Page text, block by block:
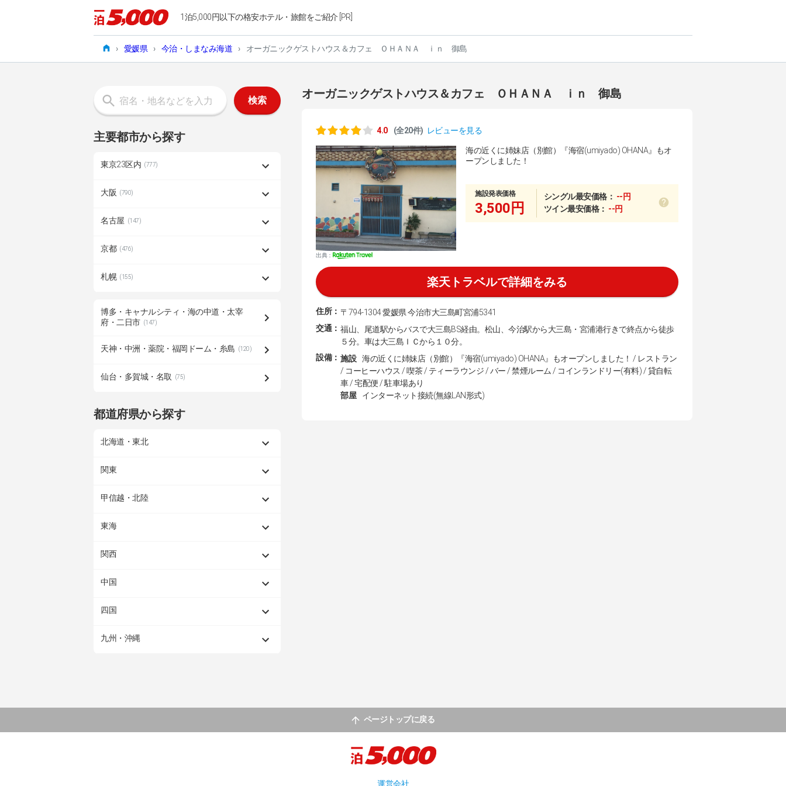
1泊5,000円以下の格安ホテル・旅館をご紹介 [PR]
› 愛媛県 › 今治・しまなみ海道 › オーガニックゲストハウス＆カフェ ＯＨＡＮＡ ｉｎ 御島
オーガニックゲストハウス＆カフェ ＯＨＡＮＡ ｉｎ 御島
4.0 (全20件) レビューを見る
出典：
海の近くに姉妹店（別館）『海宿(umiyado) OHANA』もオ
ープンしました！
施設発表価格
3,500円
シングル最安価格： --円
ツイン最安価格： --円
楽天トラベルで詳細をみる
住所： 〒794-1304 愛媛県 今治市大三島町宮浦5341
交通： 福山、尾道駅からバスで大三島BS経由。松山、今治駅から大三島・宮浦港行きで終点から徒歩
５分。車は大三島ＩＣから１０分。
設備： 施設
海の近くに姉妹店（別館）『海宿(umiyado) OHANA』もオープンしました！ / レストラン
/ コーヒーハウス / 喫茶 / ティーラウンジ / バー / 禁煙ルーム / コインランドリー(有料) / 貸自転
車 / 宅配便 / 駐車場あり
部屋
インターネット接続(無線LAN形式)
検索
主要都市から探す
東京23区内 (777)
大阪 (790)
名古屋 (147)
京都 (476)
札幌 (155)
博多・キャナルシティ・海の中道・太宰
府・二日市 (147)
天神・中洲・薬院・福岡ドーム・糸島 (120)
仙台・多賀城・名取 (75)
都道府県から探す
北海道・東北
関東
甲信越・北陸
東海
関西
中国
四国
九州・沖縄
ページトップに戻る
運営会社